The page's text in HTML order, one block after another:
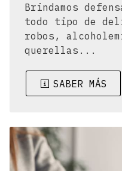
Brindamos
todo tipo de
robos,
querellas...
SABER MÁS